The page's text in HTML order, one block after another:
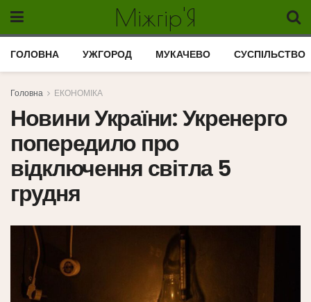
Міжгір'Я
ГОЛОВНА УЖГОРОД МУКАЧЕВО СУСПІЛЬСТВО
Головна ЕКОНОМІКА
Новини України: Укренерго
попередило про
відключення світла 5
грудня